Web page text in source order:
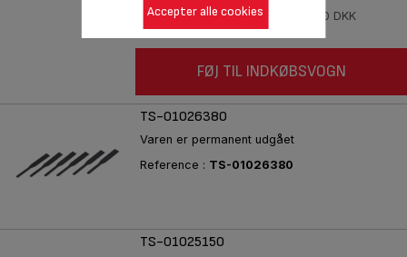
32,00 DKK
På lager
FØJ TIL INDKØBSVOGN
TS-01026380
Varen er permanent udgået
Reference : TS-01026380
TS-01025150
Accepter alle cookies